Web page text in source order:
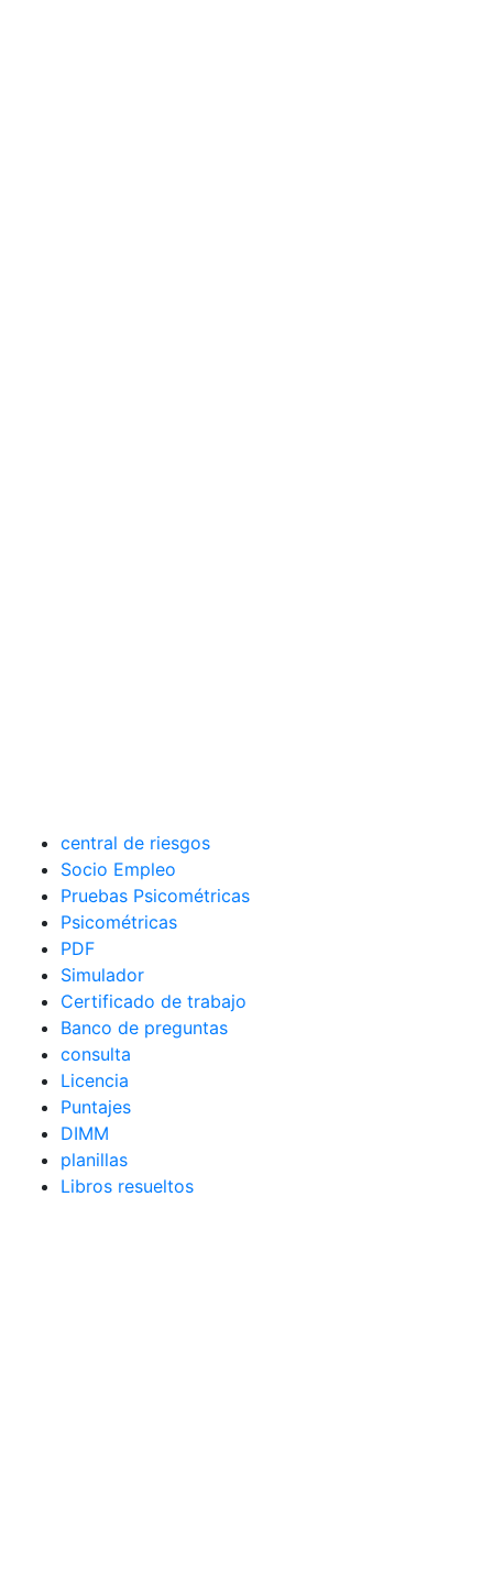
central de riesgos
Socio Empleo
Pruebas Psicométricas
Psicométricas
PDF
Simulador
Certificado de trabajo
Banco de preguntas
consulta
Licencia
Puntajes
DIMM
planillas
Libros resueltos